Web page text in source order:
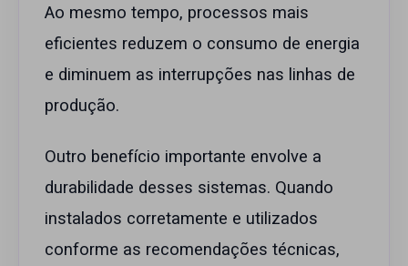
Ao mesmo tempo, processos mais
eficientes reduzem o consumo de energia
e diminuem as interrupções nas linhas de
produção.
Outro benefício importante envolve a
durabilidade desses sistemas. Quando
instalados corretamente e utilizados
conforme as recomendações técnicas,